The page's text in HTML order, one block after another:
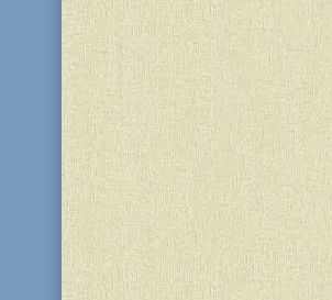
Выпускной вечер для
класса Днепродзержинской
школы «Ор Авнер» в этом году
традиционно прошел в
зале синагоги «Бейт-Реувен».
наша пристань отправляет